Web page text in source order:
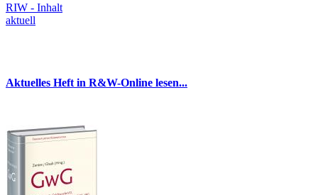
RIW - Inhalt
aktuell
Aktuelles Heft in R&W-Online lesen...